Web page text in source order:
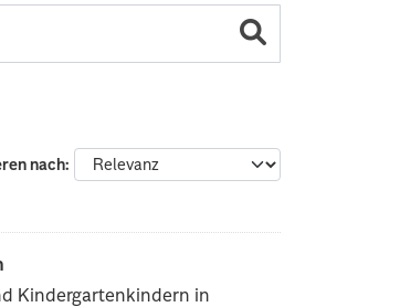
nach
Kindergartenkindern in